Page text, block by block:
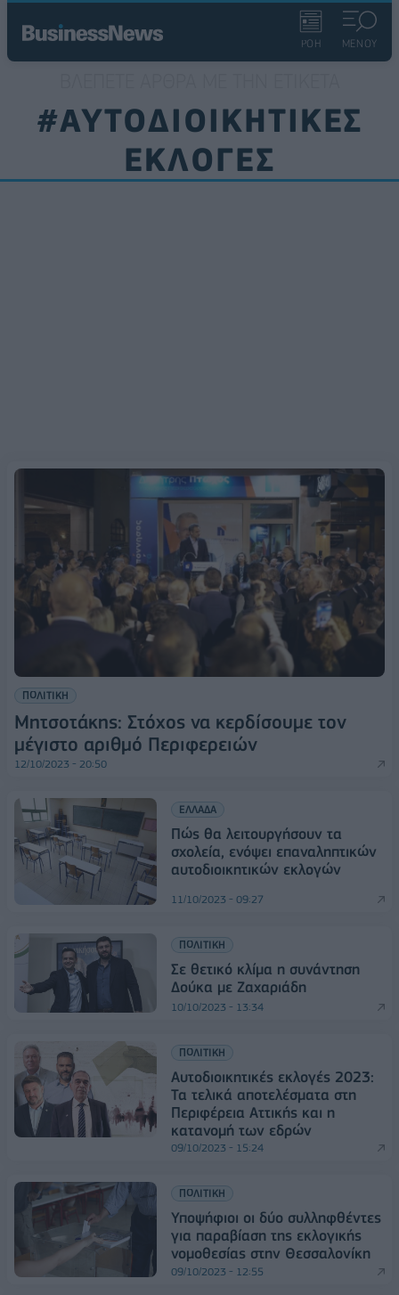
ΡΟΗ ΜΕΝΟΥ
#ΑΥΤΟΔΙΟΙΚΗΤΙΚΕΣ
ΕΚΛΟΓΕΣ
ΠΟΛΙΤΙΚΗ
Μητσοτάκης: Στόχος να κερδίσουμε τον
μέγιστο αριθμό Περιφερειών
12/10/2023 - 20:50
ΕΛΛΑΔΑ
Πώς θα λειτουργήσουν τα
σχολεία, ενόψει επαναληπτικών
αυτοδιοικητικών εκλογών
11/10/2023 - 09:27
ΠΟΛΙΤΙΚΗ
Σε θετικό κλίμα η συνάντηση
Δούκα με Ζαχαριάδη
10/10/2023 - 13:34
ΠΟΛΙΤΙΚΗ
Αυτοδιοικητικές εκλογές 2023:
Τα τελικά αποτελέσματα στη
Περιφέρεια Αττικής και η
κατανομή των εδρών
09/10/2023 - 15:24
ΠΟΛΙΤΙΚΗ
Υποψήφιοι οι δύο συλληφθέντες
για παραβίαση της εκλογικής
νομοθεσίας στην Θεσσαλονίκη
09/10/2023 - 12:55